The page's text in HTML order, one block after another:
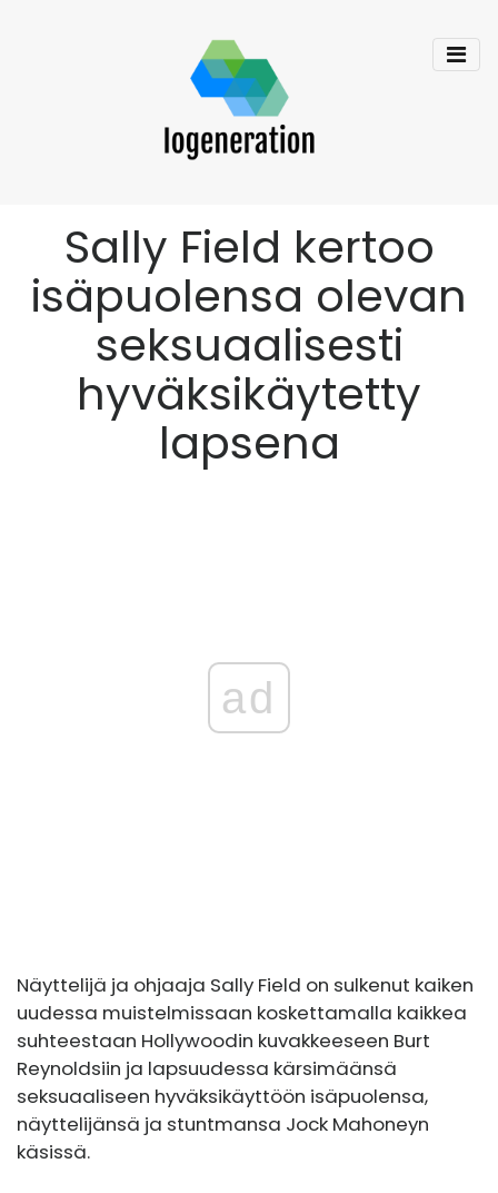
Sally Field kertoo
isäpuolensa olevan
seksuaalisesti
hyväksikäytetty
lapsena
ad
Näyttelijä ja ohjaaja Sally Field on sulkenut kaiken
uudessa muistelmissaan koskettamalla kaikkea
suhteestaan ​​Hollywoodin kuvakkeeseen Burt
Reynoldsiin ja lapsuudessa kärsimäänsä
seksuaaliseen hyväksikäyttöön isäpuolensa,
näyttelijänsä ja stuntmansa Jock Mahoneyn
käsissä.